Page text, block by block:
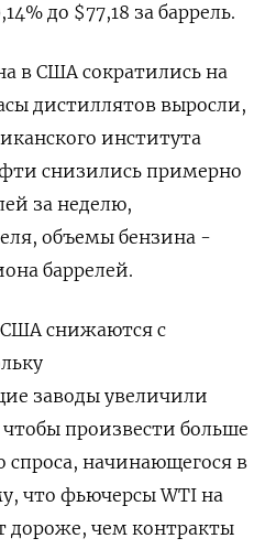
до $77,18 за баррель.
в США сократились на
дистиллятов выросли,
института
снизились примерно
за неделю,
объемы бензина -
баррелей.
снижаются с
заводы увеличили
произвести больше
спроса, начинающегося в
что фьючерсы WTI на
дороже, чем контракты